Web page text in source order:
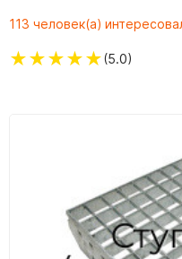
113 человек(а)
★★★★★(5.0)